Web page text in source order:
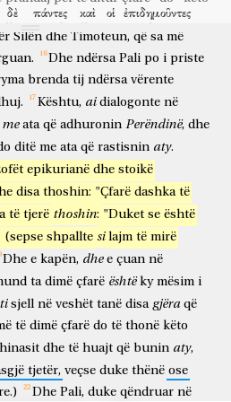
δὲ πάντες καὶ οἱ ἐπιδημοῦντες
kohë
ἢ
ose
λέγειν
për të thënë
τι
diçka ose
re
σταθεὶς
duke qëndruar
δὲ Παῦλος
ἔφη,
thoshte
ἄνδρες,
o burra
Ἀθηναῖοι,
o athinas
δεισιδαιμονεστέρους
të frikësuar hyjnie ju
θεωρῶ;
vërej
ἀναθεωρῶν
vërejtur me kujdes
τὰ
εὗρον
gjeta
καὶ
edhe
βωμὸν
altar
ἐν
në
ᾧ
të cilin
Θεῷ.
perëndie
ὃ
çfarë
οὖν
pra
τοῦτο
këtë
ἐγὼ
unë
καταγγέλλω ὑμῖν.
juve
καὶ
dhe
πάντα
të gjitha
τὰ
ato
ἐν
në
αὐτῷ,
atë
οὗτος
ky
Κύριος,
Zot
οὐκ
nuk
ἐν
në
χειροποιήτοις
të bëra me dorë
nuk
ὑπὸ
nga
χειρῶν ἀνθρωπίνων
njerëzore
τινος,
të diçkaje
αὐτὸς
vetë
διδοὺς
duke dhënë
Palin, çuan deri në Athinë
Silën dhe Timoteun, që sa më
Dhe ndërsa Pali po i priste
brenda tij ndërsa vërente
Kështu, ai dialogonte në
me ata që adhuronin Perëndinë, dhe
ditë me ata që rastisnin aty.
epikurianë dhe stoikë
disa thoshin: "Çfarë dashka të
të tjerë thoshin: "Duket se është
(sepse shpallte si lajm të mirë
Dhe e kapën, dhe e çuan në
ta dimë çfarë është ky mësim i
ti sjell në veshët tanë disa gjëra që
të dimë çfarë do të thonë këto
dhe të huajt që bunin aty,
tjetër, veçse duke thënë ose
Dhe Pali, duke qëndruar në